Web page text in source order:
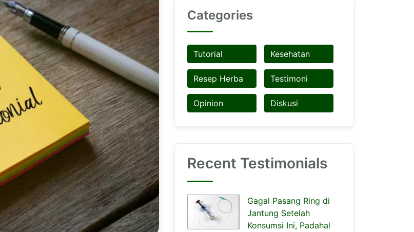
Categories
Tutorial Kesehatan
Resep Herba Testimoni
Opinion Diskusi
Recent Testimonials
Gagal Pasang Ring di
Jantung Setelah
Konsumsi Ini, Padahal